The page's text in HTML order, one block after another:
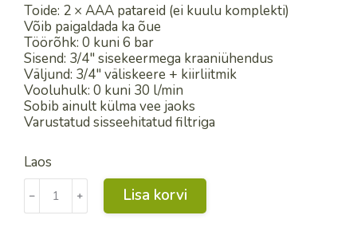
Toide: 2 × AAA patareid (ei kuulu komplekti)
Võib paigaldada ka õue
Töörõhk: 0 kuni 6 bar
Sisend: 3/4″ sisekeermega kraaniühendus
Väljund: 3/4″ väliskeere + kiirliitmik
Vooluhulk: 0 kuni 30 l/min
Sobib ainult külma vee jaoks
Varustatud sisseehitatud filtriga
Laos
Kastmiskontroller
Green
Timer
﹣ ﹢ Lisa korvi